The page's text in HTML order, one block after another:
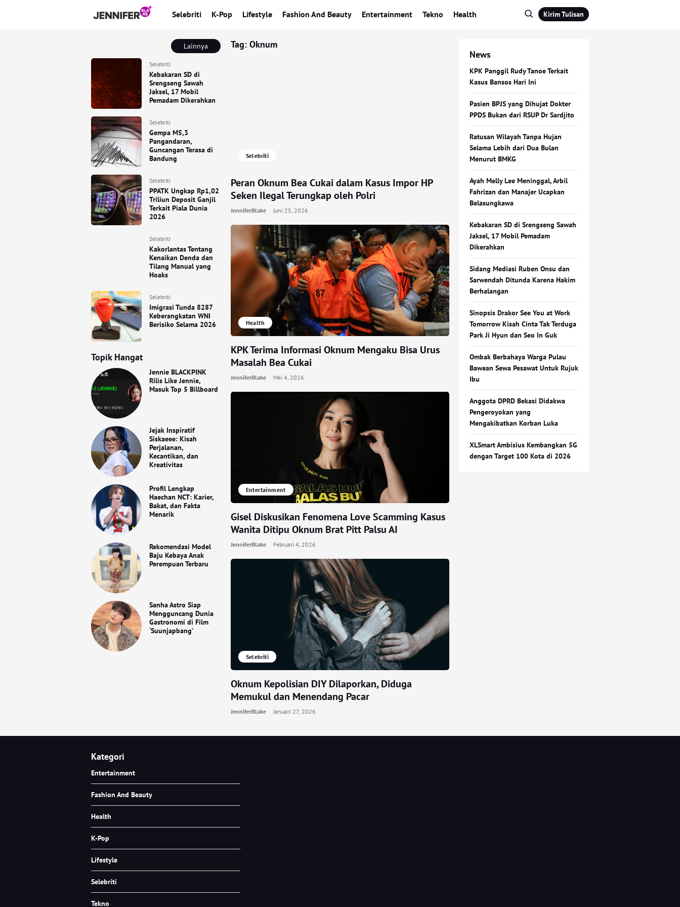
Selebriti K-Pop Lifestyle Fashion And Beauty Entertainment Tekno Health Kirim Tulisan
Lainnya
Selebriti
Kebakaran SD di
Srengseng Sawah
Jaksel, 17 Mobil
Pemadam Dikerahkan
Selebriti
Gempa M5,3
Pangandaran,
Guncangan Terasa di
Bandung
Selebriti
PPATK Ungkap Rp1,02
Triliun Deposit Ganjil
Terkait Piala Dunia
2026
Selebriti
Kakorlantas Tentang
Kenaikan Denda dan
Tilang Manual yang
Hoaks
Selebriti
Imigrasi Tunda 8287
Keberangkatan WNI
Berisiko Selama 2026
Topik Hangat
Jennie BLACKPINK
Rilis Like Jennie,
Masuk Top 5 Billboard
Jejak Inspiratif
Siskaeee: Kisah
Perjalanan,
Kecantikan, dan
Kreativitas
Profil Lengkap
Haechan NCT: Karier,
Bakat, dan Fakta
Menarik
Rekomendasi Model
Baju Kebaya Anak
Perempuan Terbaru
Sanha Astro Siap
Mengguncang Dunia
Gastronomi di Film
‘Suunjapbang’
Tag: Oknum
Selebriti
Peran Oknum Bea Cukai dalam Kasus Impor HP
Seken Ilegal Terungkap oleh Polri
JenniferBlake Juni 25, 2026
Health
KPK Terima Informasi Oknum Mengaku Bisa Urus
Masalah Bea Cukai
JenniferBlake Mei 4, 2026
Entertainment
Gisel Diskusikan Fenomena Love Scamming Kasus
Wanita Ditipu Oknum Brat Pitt Palsu AI
JenniferBlake Februari 4, 2026
Selebriti
Oknum Kepolisian DIY Dilaporkan, Diduga
Memukul dan Menendang Pacar
JenniferBlake Januari 27, 2026
News
KPK Panggil Rudy Tanoe Terkait
Kasus Bansos Hari Ini
Pasien BPJS yang Dihujat Dokter
PPDS Bukan dari RSUP Dr Sardjito
Ratusan Wilayah Tanpa Hujan
Selama Lebih dari Dua Bulan
Menurut BMKG
Ayah Melly Lee Meninggal, Arbil
Fahrizan dan Manajer Ucapkan
Belasungkawa
Kebakaran SD di Srengseng Sawah
Jaksel, 17 Mobil Pemadam
Dikerahkan
Sidang Mediasi Ruben Onsu dan
Sarwendah Ditunda Karena Hakim
Berhalangan
Sinopsis Drakor See You at Work
Tomorrow Kisah Cinta Tak Terduga
Park Ji Hyun dan Seo In Guk
Ombak Berbahaya Warga Pulau
Bawean Sewa Pesawat Untuk Rujuk
Ibu
Anggota DPRD Bekasi Didakwa
Pengeroyokan yang
Mengakibatkan Korban Luka
XLSmart Ambisius Kembangkan 5G
dengan Target 100 Kota di 2026
Kategori
Entertainment
Fashion And Beauty
Health
K-Pop
Lifestyle
Selebriti
Tekno